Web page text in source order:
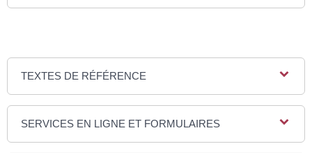
TEXTES DE RÉFÉRENCE
SERVICES EN LIGNE ET FORMULAIRES